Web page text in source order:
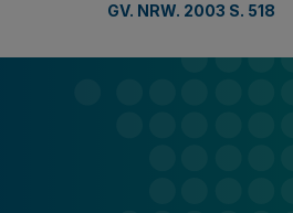
GV. NRW. 2003 S. 518